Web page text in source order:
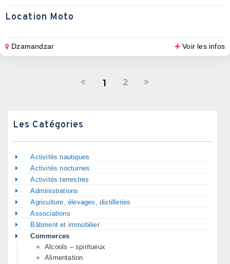
Location Moto
Dzamandzar Voir les infos
1 2
Les Catégories
Activités nautiques
Activités nocturnes
Activités terrestres
Administrations
Agriculture, élevages, distilleries
Associations
Bâtiment et immobilier
Commerces
Alcools – spiritueux
Alimentation